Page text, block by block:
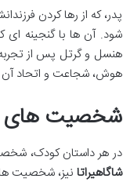
پدر، که از رها کردن
شود. آن ها با گنجینه ای
هنسل و گرتل پس از
هوش، شجاعت و اتحاد
شخصیت های
در هر داستان کودک،
شاگاهیراتانیز، شخصیت